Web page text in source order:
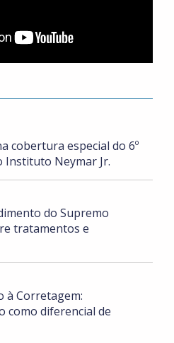
cobertura especial do 6º
Instituto Neymar Jr.
do Supremo
tratamentos e
à Corretagem:
como diferencial de